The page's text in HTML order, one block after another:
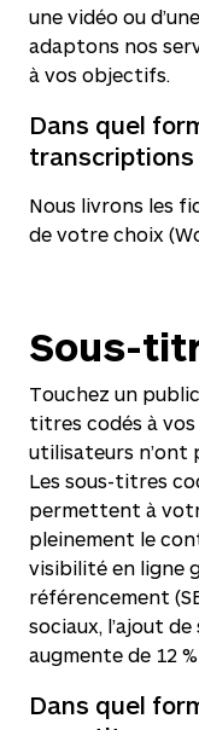
une vidéo ou
adaptons nos
à vos objectifs.
Dans quel
transcriptions
Nous livrons les
de votre choix
Sous-
Touchez un
titres codés à vos
utilisateurs n’ont
Les sous-titres
permettent à
pleinement le
visibilité en ligne
référencement
sociaux, l’ajout
augmente de 12
Dans quel